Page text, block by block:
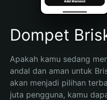
Español (Argentina)
Dompet
Apakah kamu sedang
andal dan aman untuk
akan menjadi pilihan
juta pengguna, kamu